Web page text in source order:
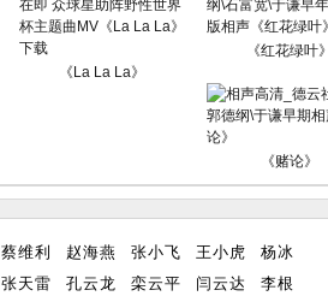
《La La La》
《红花绿叶》
《赌论》
蔡维利 赵海燕 张小飞 王小虎
杨冰
张天雷 孔云龙 栾云平 闫云达 李根